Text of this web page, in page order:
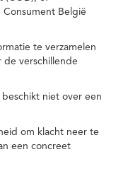
België
te verzamelen
de verschillende
niet over een
om klacht neer te
een concreet